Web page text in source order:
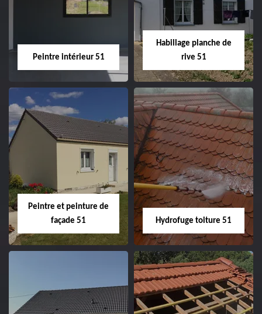
façade 51
Peintre intérieur 51
Peintre intérieur
Habillage planche de
rive 51
Habillage planche
de rive 51
Peintre et peinture de
façade 51
Peintre et peinture
Hydrofuge toiture 51
Hydrofuge toiture